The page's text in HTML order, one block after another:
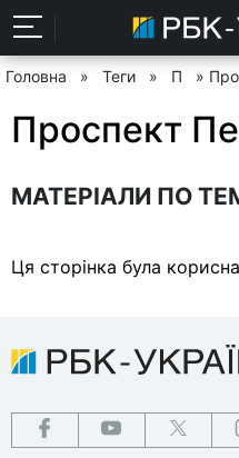
Головна » Теги » П »
Проспект
МАТЕРІАЛИ ПО
Ця сторінка була